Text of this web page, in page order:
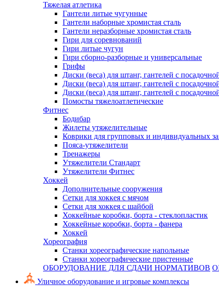
Тяжелая атлетика
Гантели литые чугунные
Гантели наборные хромистая сталь
Гантели неразборные хромистая сталь
Гири для соревнований
Гири литые чугун
Гири сборно-разборные и универсальные
Грифы
Диски (веса) для штанг, гантелей с
Диски (веса) для штанг, гантелей с
Диски (веса) для штанг, гантелей с
Помосты тяжелоатлетические
Фитнес
Бодибар
Жилеты утяжелительные
Коврики для групповых и индивидуальных
Пояса-утяжелители
Тренажеры
Утяжелители Стандарт
Утяжелители Фитнес
Хоккей
Дополнительные сооружения
Сетки для хоккея с мячом
Сетки для хоккея с шайбой
Хоккейные коробки, борта - стеклопластик
Хоккейные коробки, борта - фанера
Хоккей
Хореография
Станки хореографические напольные
Станки хореографические пристенные
ОБОРУДОВАНИЕ ДЛЯ СДАЧИ НОРМАТИВОВ
Уличное оборудование и игровые комплексы